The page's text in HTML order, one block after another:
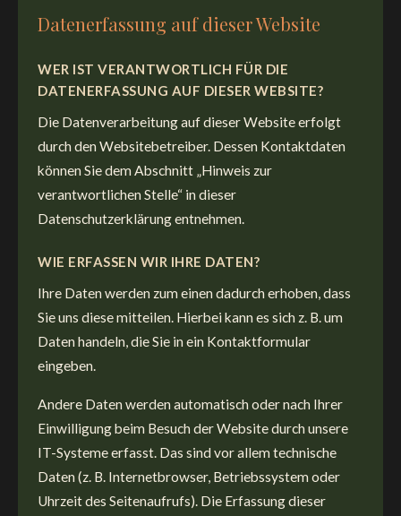
Datenerfassung auf dieser Website
WER IST VERANTWORTLICH FÜR DIE
DATENERFASSUNG AUF DIESER WEBSITE?
Die Datenverarbeitung auf dieser Website erfolgt
durch den Websitebetreiber. Dessen Kontaktdaten
können Sie dem Abschnitt „Hinweis zur
verantwortlichen Stelle“ in dieser
Datenschutzerklärung entnehmen.
WIE ERFASSEN WIR IHRE DATEN?
Ihre Daten werden zum einen dadurch erhoben, dass
Sie uns diese mitteilen. Hierbei kann es sich z. B. um
Daten handeln, die Sie in ein Kontaktformular
eingeben.
Andere Daten werden automatisch oder nach Ihrer
Einwilligung beim Besuch der Website durch unsere
IT-Systeme erfasst. Das sind vor allem technische
Daten (z. B. Internetbrowser, Betriebssystem oder
Uhrzeit des Seitenaufrufs). Die Erfassung dieser